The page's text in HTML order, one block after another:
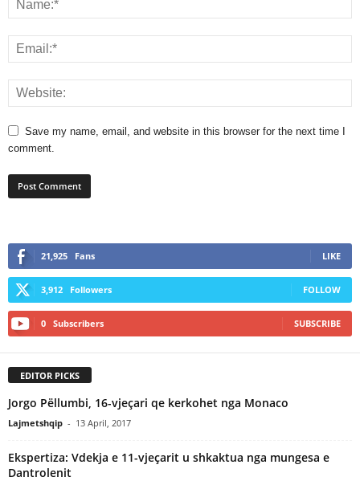
Save my name, email, and website in this browser for the next time I
comment.
21,925 Fans LIKE
3,912 Followers FOLLOW
0 Subscribers SUBSCRIBE
EDITOR PICKS
Jorgo Pëllumbi, 16-vjeçari qe kerkohet nga Monaco
Lajmetshqip - 13 April, 2017
Ekspertiza: Vdekja e 11-vjeçarit u shkaktua nga mungesa e
Dantrolenit